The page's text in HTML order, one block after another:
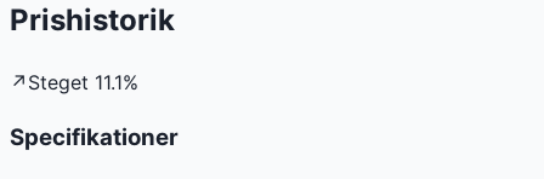
Prishistorik
↗ Steget 11.1%
Specifikationer